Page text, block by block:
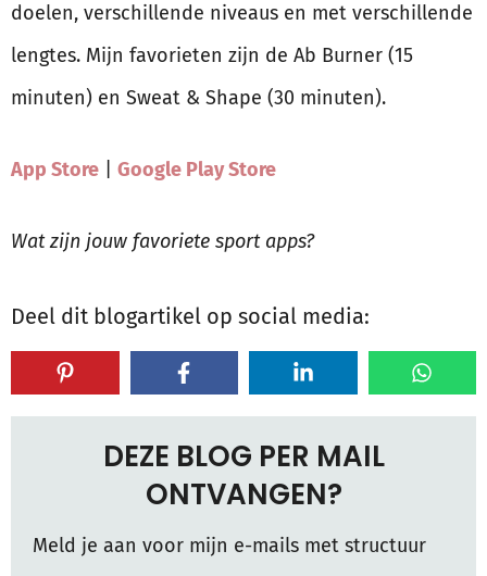
doelen, verschillende niveaus en met verschillende
lengtes. Mijn favorieten zijn de Ab Burner (15
minuten) en Sweat & Shape (30 minuten).
App Store Google Play Store
Wat zijn jouw favoriete sport apps?
Deel dit blogartikel op social media:
DEZE BLOG PER MAIL
ONTVANGEN?
Meld je aan voor mijn e-mails met structuur